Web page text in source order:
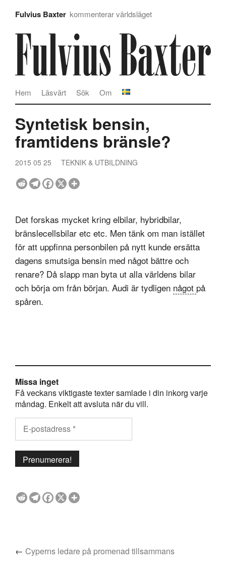
Fulvius Baxter kommenterar världsläget
Om
Sök
Läsvärt
Hem
Syntetisk bensin,
framtidens bränsle?
2015 05 25 TEKNIK & UTBILDNING
Det forskas mycket kring elbilar, hybridbilar,
bränslecellsbilar etc etc. Men tänk om man istället
för att uppfinna personbilen på nytt kunde ersätta
dagens smutsiga bensin med något bättre och
renare? Då slapp man byta ut alla världens bilar
och börja om från början. Audi är tydligen något på
spåren.
Missa inget
Få veckans viktigaste texter samlade i din inkorg varje
måndag. Enkelt att avsluta när du vill.
← Cyperns ledare på promenad tillsammans